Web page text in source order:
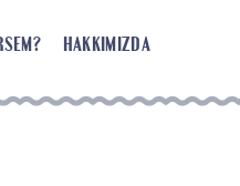
HAKKIMIZDA